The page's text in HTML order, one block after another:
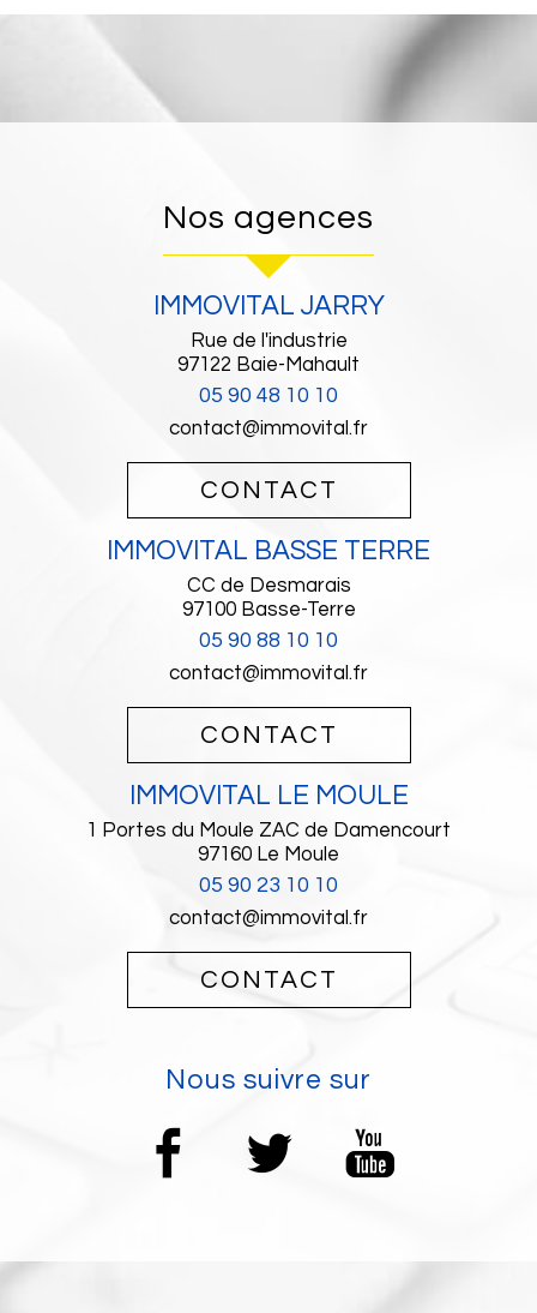
nos agences
IMMOVITAL JARRY
Rue de l'industrie
97122 Baie-Mahault
05 90 48 10 10
contact@immovital.fr
CONTACT
IMMOVITAL BASSE TERRE
CC de Desmarais
97100 Basse-Terre
05 90 88 10 10
contact@immovital.fr
CONTACT
IMMOVITAL LE MOULE
1 Portes du Moule ZAC de Damencourt
97160 Le Moule
05 90 23 10 10
contact@immovital.fr
CONTACT
nous suivre sur